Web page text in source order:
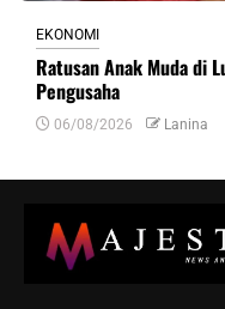
EKONOMI
Ratusan Anak Muda di
Pengusaha
06/08/2026 Lanina